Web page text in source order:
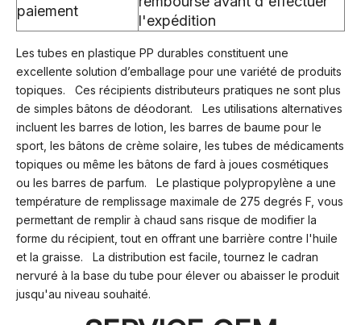
paiement
l'expédition
Les tubes en plastique PP durables constituent une
excellente solution d’emballage pour une variété de produits
topiques. Ces récipients distributeurs pratiques ne sont plus
de simples bâtons de déodorant. Les utilisations alternatives
incluent les barres de lotion, les barres de baume pour le
sport, les bâtons de crème solaire, les tubes de médicaments
topiques ou même les bâtons de fard à joues cosmétiques
ou les barres de parfum. Le plastique polypropylène a une
température de remplissage maximale de 275 degrés F, vous
permettant de remplir à chaud sans risque de modifier la
forme du récipient, tout en offrant une barrière contre l'huile
et la graisse. La distribution est facile, tournez le cadran
nervuré à la base du tube pour élever ou abaisser le produit
jusqu'au niveau souhaité.